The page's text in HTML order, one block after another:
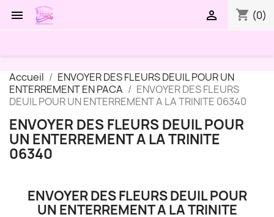
 shopping_cart (0)

Accueil
ENVOYER DES FLEURS DEUIL POUR UN
ENTERREMENT EN PACA
ENVOYER DES FLEURS
DEUIL POUR UN ENTERREMENT A LA TRINITE 06340
ENVOYER DES FLEURS DEUIL POUR
UN ENTERREMENT A LA TRINITE
06340
ENVOYER DES FLEURS DEUIL POUR
UN ENTERREMENT A LA TRINITE